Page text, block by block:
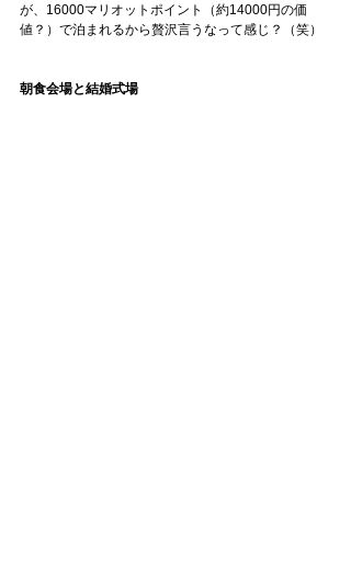
が、16000マリオットポイント（約14000円の価
値？）で泊まれるから贅沢言うなって感じ？（笑）
朝食会場と結婚式場